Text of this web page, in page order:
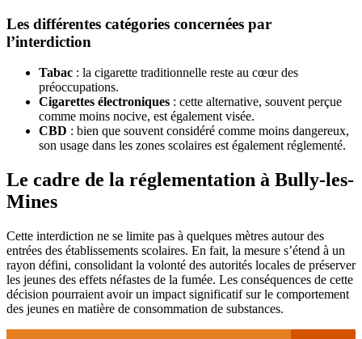
Les différentes catégories concernées par
l’interdiction
Tabac : la cigarette traditionnelle reste au cœur des
préoccupations.
Cigarettes électroniques : cette alternative, souvent perçue
comme moins nocive, est également visée.
CBD : bien que souvent considéré comme moins dangereux,
son usage dans les zones scolaires est également réglementé.
Le cadre de la réglementation à Bully-les-
Mines
Cette interdiction ne se limite pas à quelques mètres autour des
entrées des établissements scolaires. En fait, la mesure s’étend à un
rayon défini, consolidant la volonté des autorités locales de préserver
les jeunes des effets néfastes de la fumée. Les conséquences de cette
décision pourraient avoir un impact significatif sur le comportement
des jeunes en matière de consommation de substances.